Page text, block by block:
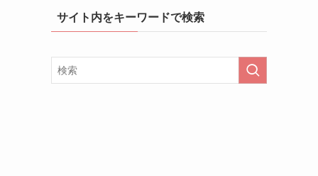
サイト内をキーワードで検索